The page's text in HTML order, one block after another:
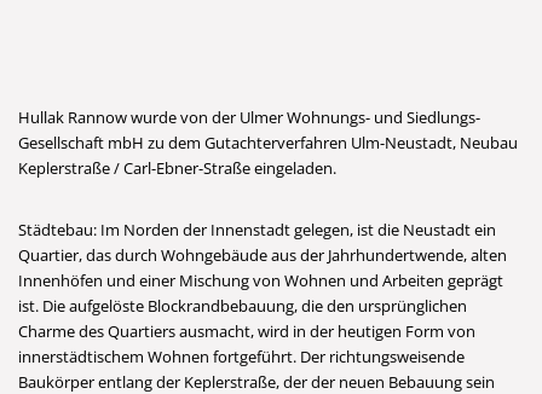
Hullak Rannow wurde von der Ulmer Wohnungs- und Siedlungs-
Gesellschaft mbH zu dem Gutachterverfahren Ulm-Neustadt, Neubau
Keplerstraße / Carl-Ebner-Straße eingeladen.
Städtebau: Im Norden der Innenstadt gelegen, ist die Neustadt ein
Quartier, das durch Wohngebäude aus der Jahrhundertwende, alten
Innenhöfen und einer Mischung von Wohnen und Arbeiten geprägt
ist. Die aufgelöste Blockrandbebauung, die den ursprünglichen
Charme des Quartiers ausmacht, wird in der heutigen Form von
innerstädtischem Wohnen fortgeführt. Der richtungsweisende
Baukörper entlang der Keplerstraße, der der neuen Bebauung sein